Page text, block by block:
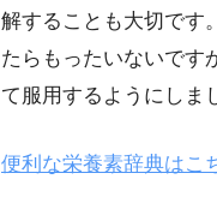
解することも大切です
たらもったいないです
て服用するようにしま
便利な栄養素辞典はこ